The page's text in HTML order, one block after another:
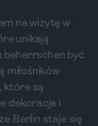
na wizytę w
unikają
beherrschen być
miłośników
które są
dekoracje i
Berlin staje się